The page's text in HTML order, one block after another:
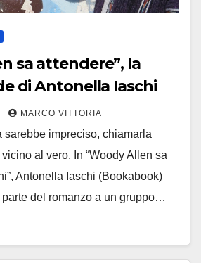
sa attendere”, la
di Antonella Iaschi
MARCO VITTORIA
sarebbe impreciso, chiamarla
al vero. In “Woody Allen sa
Antonella Iaschi (Bookabook)
del romanzo a un gruppo…